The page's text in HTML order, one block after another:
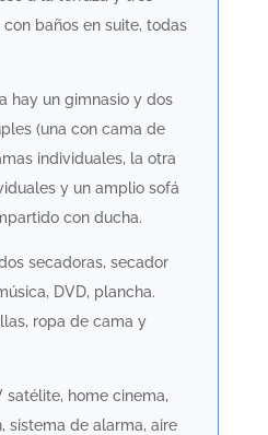
baños en suite, todas
hay un gimnasio y dos
(una con cama de
individuales, la otra
y un amplio sofá
con ducha.
secadoras, secador
DVD, plancha.
ropa de cama y
satélite, home cinema,
sistema de alarma, aire